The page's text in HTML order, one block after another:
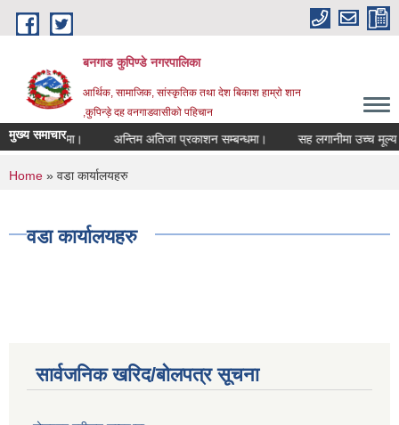
Skip to main content
बनगाड कुपिण्डे नगरपालिका
आर्थिक, सामाजिक, सांस्कृतिक तथा देश बिकाश हाम्रो शान
,कुपिन्ड़े दह वनगाडवासीको पहिचान
मुख्य समाचार
सम्बन्धमा। अन्तिम अतिजा प्रकाशन सम्बन्धमा। सह लगानीमा उच्च मूल्य
You are here
Home » वडा कार्यालयहरु
वडा कार्यालयहरु
सार्वजनिक खरिद/बोलपत्र सूचना